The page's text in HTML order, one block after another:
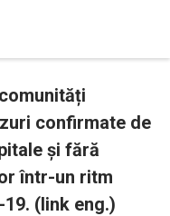
confirmate de
și fără
într-un ritm
(link eng.)